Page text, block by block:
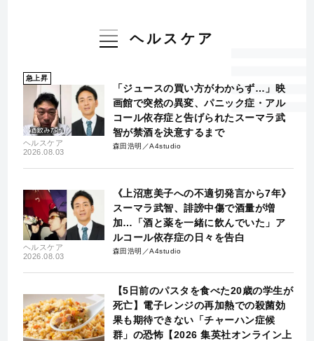
ヘルスケア
急上昇
ヘルスケア
2026.08.03
「ジュースの買い方がわからず…」映
画館で突然の異変、パニック症・アル
コール依存症と告げられたスーマラ武
智が禁酒を決意するまで
森田浩明／A4studio
ヘルスケア
2026.08.03
《上沼恵美子への不適切発言から7年》
スーマラ武智、誹謗中傷で酒量が増
加…「酒と薬を一緒に飲んでいた」ア
ルコール依存症の日々を告白
森田浩明／A4studio
【5日前のパスタを食べた20歳の学生が
死亡】電子レンジの再加熱での殺菌効
果も期待できない「チャーハン症候
群」の恐怖【2026 集英社オンライン上